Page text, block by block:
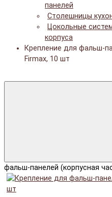
панелей
Столешницы
Цокольные
корпуса
Крепление для фальш-
Firmax, 10 шт
фальш-панелей (корпусная